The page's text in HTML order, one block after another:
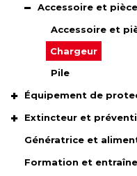
Accessoire et pièce
Accessoire et
Chargeur
Pile
Équipement de
Extincteur et
Génératrice et
Formation et